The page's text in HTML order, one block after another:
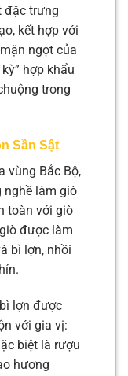
đặc trưng
kết hợp với
ngọt của
hợp khẩu
trong
Sần Sật
vùng Bắc Bộ,
nghề làm giò
toàn với giò
được làm
bì lợn, nhồi
lợn được
với gia vị:
biệt là rượu
hương